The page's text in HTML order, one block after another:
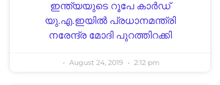
ഇന്ത്യയുടെ റൂപേ കാര്‍ഡ്
യു.എ.ഇയില്‍ പ്രധാനമന്ത്രി
നരേന്ദ്ര മോദി പുറത്തിറക്കി
August 24, 2019 2:12 pm